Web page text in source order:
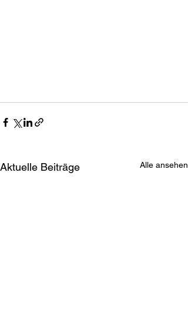
Aktuelle Beiträge Alle ansehen